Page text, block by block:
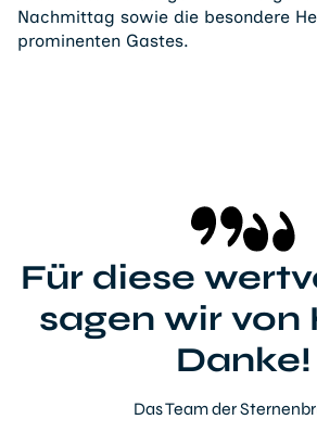
Nachmittag sowie die besondere
prominenten Gastes.
Für diese
sagen wir von
Danke!
Das Team der